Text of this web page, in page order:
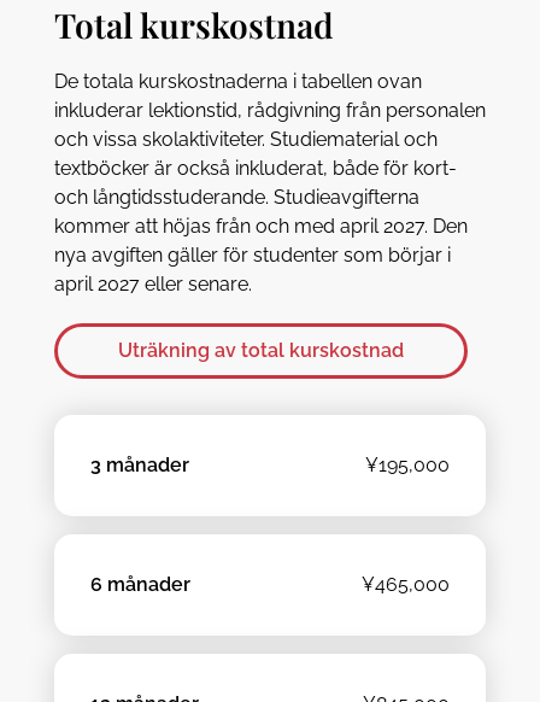
3 månader ¥195,000
6 månader ¥465,000
Total kurskostnad
De totala kurskostnaderna i tabellen ovan
inkluderar lektionstid, rådgivning från personalen
och vissa skolaktiviteter. Studiematerial och
textböcker är också inkluderat, både för kort-
och långtidsstuderande. Studieavgifterna
kommer att höjas från och med april 2027. Den
nya avgiften gäller för studenter som börjar i
april 2027 eller senare.
Uträkning av total kurskostnad